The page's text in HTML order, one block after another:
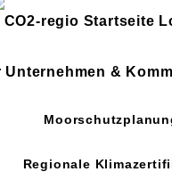
Unternehmen &
Regionale